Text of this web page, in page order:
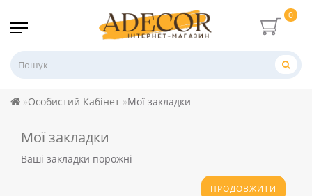
0
Особистий Кабінет Мої закладки
Мої закладки
Ваші закладки порожні
ПРОДОВЖИТИ